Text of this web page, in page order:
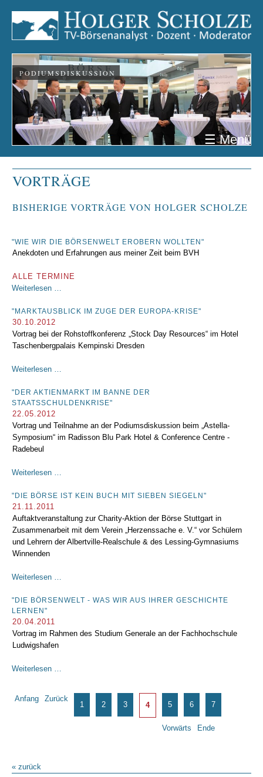
PODIUMSDISKUSSION
☰ Menü
VORTRÄGE
BISHERIGE VORTRÄGE VON HOLGER SCHOLZE
"WIE WIR DIE BÖRSENWELT EROBERN WOLLTEN"
Anekdoten und Erfahrungen aus meiner Zeit beim BVH
ALLE TERMINE
Weiterlesen …
die
erobern
wollten"
"MARKTAUSBLICK IM ZUGE DER EUROPA-KRISE"
30.10.2012
Vortrag bei der Rohstoffkonferenz „Stock Day Resources“ im Hotel
Taschenbergpalais Kempinski Dresden
Weiterlesen …
Zuge
der
Krise"
"DER AKTIENMARKT IM BANNE DER
STAATSSCHULDENKRISE"
22.05.2012
Vortrag und Teilnahme an der Podiumsdiskussion beim „Astella-
Symposium“ im Radisson Blu Park Hotel & Conference Centre -
Radebeul
Weiterlesen …
im
der
Staatsschuldenkrise"
"DIE BÖRSE IST KEIN BUCH MIT SIEBEN SIEGELN"
21.11.2011
Auftaktveranstaltung zur Charity-Aktion der Börse Stuttgart in
Zusammenarbeit mit dem Verein „Herzenssache e. V.“ vor Schülern
und Lehrern der Albertville-Realschule & des Lessing-Gymnasiums
Winnenden
Weiterlesen …
ist
mit
"DIE BÖRSENWELT - WAS WIR AUS IHRER GESCHICHTE
LERNEN"
20.04.2011
Vortrag im Rahmen des Studium Generale an der Fachhochschule
Ludwigshafen
Weiterlesen …
Was
Seite 4 von 7
Anfang Zurück
1 2 3 4 5 6 7
Vorwärts Ende
« zurück